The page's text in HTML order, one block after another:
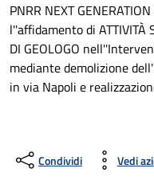
PNRR NEXT
l''affidamento di ATTIVITÀ
DI GEOLOGO
mediante demolizione
in via Napoli e
Condividi Vedi